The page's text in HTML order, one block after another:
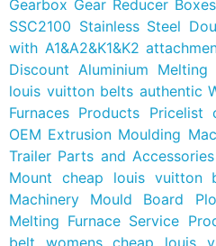
Gearbox Gear Reducer
SSC2100 Stainless Steel
with A1&A2&K1&K2
Discount Aluminium Melting
louis vuitton belts authentic
Furnaces Products Pricelist
OEM Extrusion Moulding
Trailer Parts and
Mount cheap louis vuitton
Machinery Mould Board
Melting Furnace Service
belt womens cheap louis